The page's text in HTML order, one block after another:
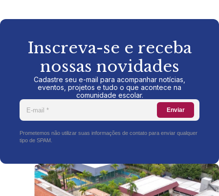
Inscreva-se e receba
nossas novidades
Cadastre seu e-mail para acompanhar notícias,
eventos, projetos e tudo o que acontece na
comunidade escolar.
Enviar
Prometemos não utilizar suas informações de contato para enviar qualquer
tipo de SPAM.